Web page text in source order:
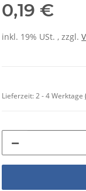
0,19 €
inkl. 19% USt. , zzgl.
Lieferzeit:2 - 4 Werktage